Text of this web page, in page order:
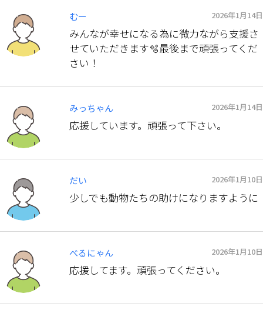
むー 2026年1月14日
みんなが幸せになる為に微力ながら支援さ
せていただきます🫧最後まで頑張ってくだ
さい！
みっちゃん 2026年1月14日
応援しています。頑張って下さい。
だい 2026年1月10日
少しでも動物たちの助けになりますように
べるにゃん 2026年1月10日
応援してます。頑張ってください。